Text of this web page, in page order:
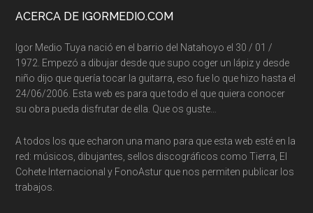
ACERCA DE IGORMEDIO.COM
Igor Medio Tuya nació en el barrio del Natahoyo el 30 / 01 /
1972. Empezó a dibujar desde que supo coger un lápiz y desde
niño dijo que quería tocar la guitarra, eso fue lo que hizo hasta el
24/06/2006. Esta web es para que todo el que quiera conocer
su obra pueda disfrutar de ella. Que os guste…
A todos los que echaron una mano para que esta web esté en la
red: músicos, dibujantes, sellos discográficos como Tierra, El
Cohete Internacional y FonoAstur que nos permiten publicar los
trabajos.